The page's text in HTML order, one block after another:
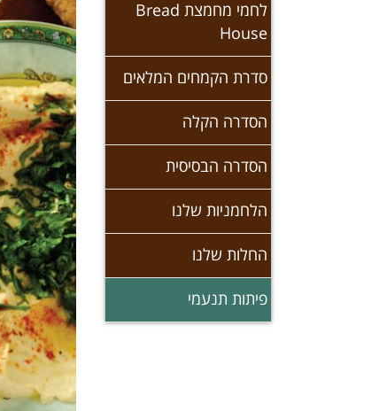
לחמי מחמצת Bread
House
סדרת הקמחים המלאים
הסדרה הקלה
הסדרה הבסיסית
הלחמניות שלנו
החלות שלנו
פיתות תנעמי